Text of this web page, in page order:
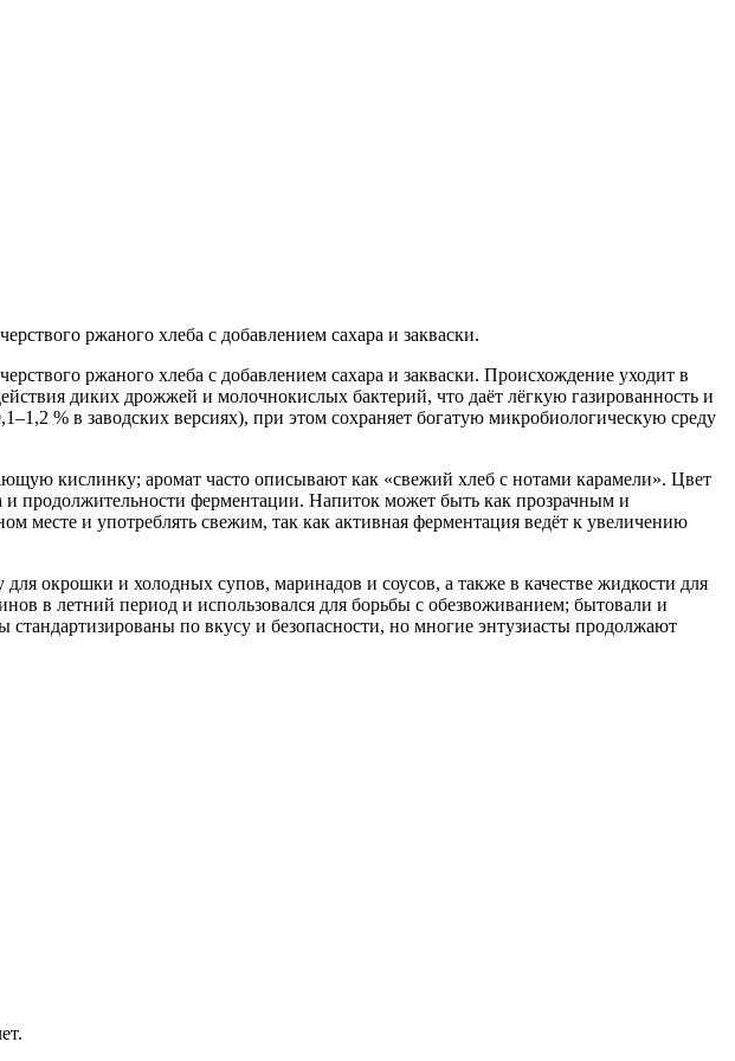
ржаного хлеба с добавлением сахара и закваски.
ржаного хлеба с добавлением сахара и закваски. Происхождение уходит в
диких дрожжей и молочнокислых бактерий, что даёт лёгкую газированность и
% в заводских версиях), при этом сохраняет богатую микробиологическую среду
кислинку; аромат часто описывают как «свежий хлеб с нотами карамели». Цвет
и продолжительности ферментации. Напиток может быть как прозрачным и
месте и употреблять свежим, так как активная ферментация ведёт к увеличению
окрошки и холодных супов, маринадов и соусов, а также в качестве жидкости для
в летний период и использовался для борьбы с обезвоживанием; бытовали и
по вкусу и безопасности, но многие энтузиасты продолжают